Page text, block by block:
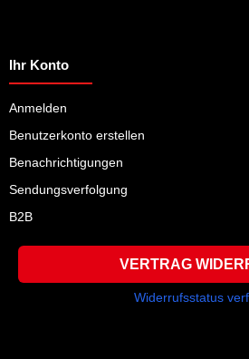
Ihr Konto
Anmelden
Benutzerkonto erstellen
Benachrichtigungen
Sendungsverfolgung
B2B
VERTRAG
Widerrufsstatus